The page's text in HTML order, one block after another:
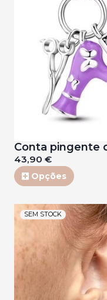
Conta pingente
43,90 €
Opções
SEM STOCK